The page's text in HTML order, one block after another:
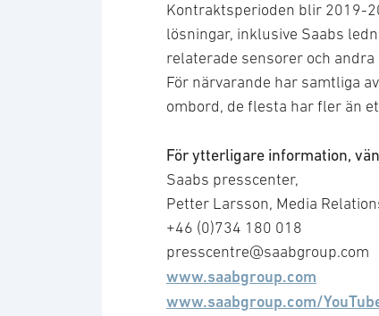
Kontraktsperioden blir 2019-
lösningar, inklusive Saabs
relaterade sensorer och andra
För närvarande har samtliga
ombord, de flesta har fler än
För ytterligare information,
Saabs presscenter,
Petter Larsson, Media
+46 (0)734 180 018
presscentre@saabgroup.com
www.saabgroup.com
www.saabgroup.com/